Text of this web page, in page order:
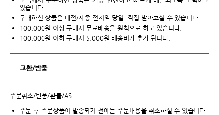
있습니다.
구매하신 상품은 대전/세종 전지역 당일 직접 받아보실 수 있습니다.
100,000원 이상 구매시 무료배송을 원칙으로 하고 있습니다.
100,000원 이하 구매시 5,000원 배송비가 추가 됩니다.
교환/반품
주문취소/반품/환불/AS
주문 후 주문상품이 발송되기 전에는 주문내용을 취소하실 수 있습니다.